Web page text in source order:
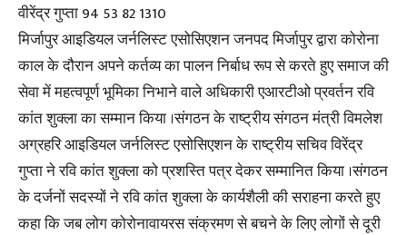
वीरेंद्र गुप्ता 94 53 82 1310
मिर्जापुर आइडियल जर्नलिस्ट एसोसिएशन जनपद मिर्जापुर द्वारा कोरोना
काल के दौरान अपने कर्तव्य का पालन निर्बाध रूप से करते हुए समाज की
सेवा में महत्वपूर्ण भूमिका निभाने वाले अधिकारी एआरटीओ प्रवर्तन रवि
कांत शुक्ला का सम्मान किया ।संगठन के राष्ट्रीय संगठन मंत्री विमलेश
अग्रहरि आइडियल जर्नलिस्ट एसोसिएशन के राष्ट्रीय सचिव विरेंद्र
गुप्ता ने रवि कांत शुक्ला को प्रशस्ति पत्र देकर सम्मानित किया ।संगठन
के दर्जनों सदस्यों ने रवि कांत शुक्ला के कार्यशैली की सराहना करते हुए
कहा कि जब लोग कोरोनावायरस संक्रमण से बचने के लिए लोगों से दूरी